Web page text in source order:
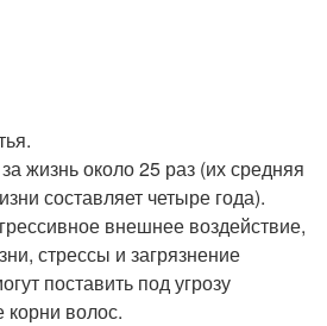
жизнь около 25 раз (их средняя
составляет четыре года).
внешнее воздействие,
стрессы и загрязнение
поставить под угрозу
волос.